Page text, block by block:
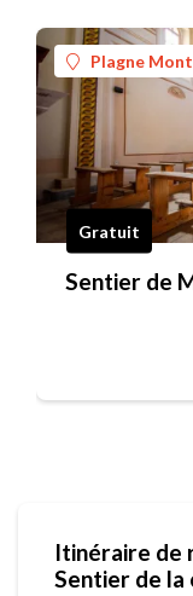
Plagne
Gratuit
Sentier de
Itinéraire de
Sentier de la